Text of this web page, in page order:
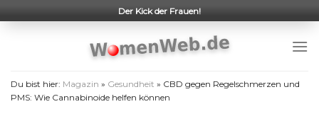
to
Der Kick der Frauen!
Du bist hier: Magazin » Gesundheit » CBD gegen Regelschmerzen und
PMS: Wie Cannabinoide helfen können